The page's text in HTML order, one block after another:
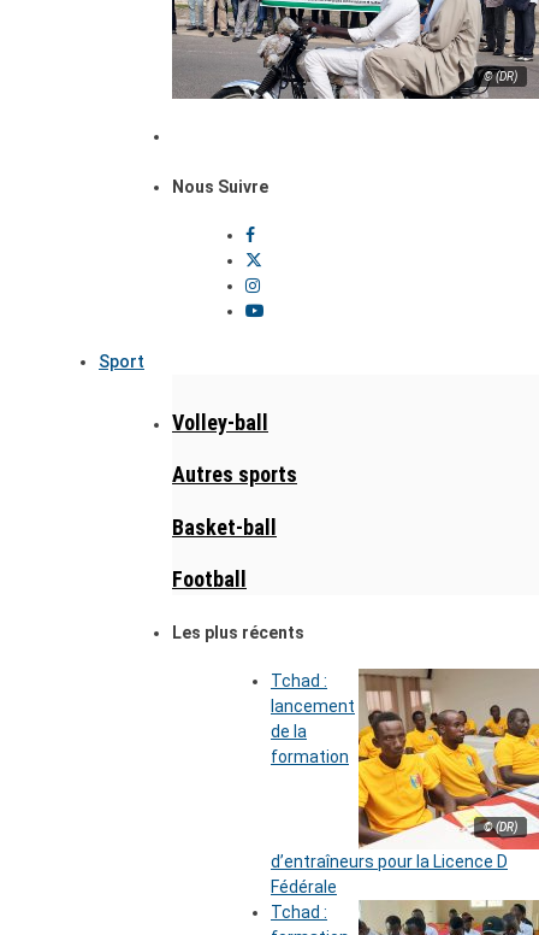
© (DR)
Nous Suivre
Sport
Volley-ball
Autres sports
Basket-ball
Football
Les plus récents
© (DR)
Tchad :
lancement
de la
formation
d’entraîneurs pour la Licence D
Fédérale
Tchad :